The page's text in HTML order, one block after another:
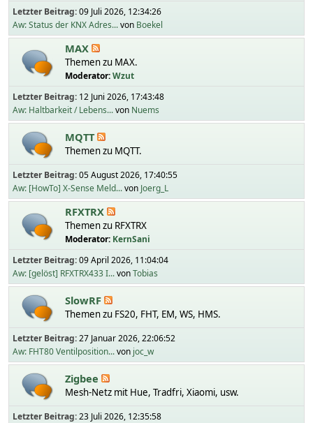
Letzter Beitrag:09 Juli 2026, 12:34:26
Aw: Status der KNX Adres...von Boekel
MAX
Themen zu MAX.
Moderator:Wzut
Letzter Beitrag: 12 Juni 2026, 17:43:48
Aw: Haltbarkeit / Lebens...von Nuems
MQTT
Themen zu MQTT.
Letzter Beitrag:05 August 2026, 17:40:55
Aw: [HowTo] X-Sense Meld...von Joerg_L
RFXTRX
Themen zu RFXTRX
Moderator: KernSani
Letzter Beitrag:09 April 2026, 11:04:04
Aw: [gelöst] RFXTRX433 I...vonTobias
SlowRF
Themen zu FS20, FHT, EM, WS, HMS.
Letzter Beitrag:27 Januar 2026, 22:06:52
Aw: FHT80 Ventilposition...von joc_w
Zigbee
Mesh-Netz mit Hue, Tradfri, Xiaomi, usw.
Letzter Beitrag:23 Juli 2026, 12:35:58